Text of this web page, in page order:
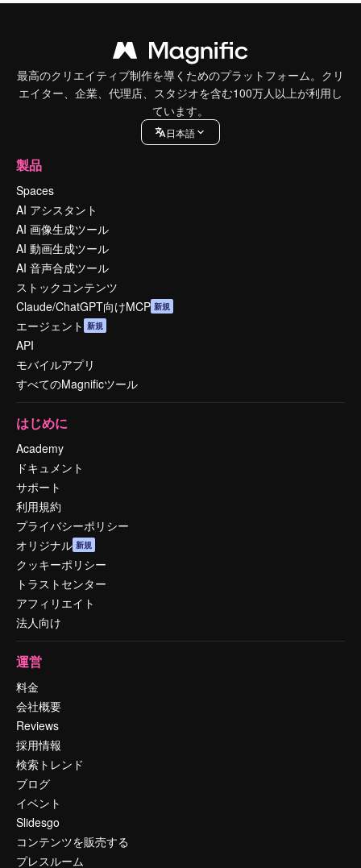
最高のクリエイティブ制作を導くためのプラットフォーム。クリ
エイター、企業、代理店、スタジオを含む100万人以上が利用し
ています。
日本語
製品
Spaces
AI アシスタント
AI 画像生成ツール
AI 動画生成ツール
AI 音声合成ツール
ストックコンテンツ
Claude/ChatGPT向けMCP 新規
エージェント 新規
API
モバイルアプリ
すべてのMagnificツール
はじめに
Academy
ドキュメント
サポート
利用規約
プライバシーポリシー
オリジナル 新規
クッキーポリシー
トラストセンター
アフィリエイト
法人向け
運営
料金
会社概要
Reviews
採用情報
検索トレンド
ブログ
イベント
Slidesgo
コンテンツを販売する
プレスルーム